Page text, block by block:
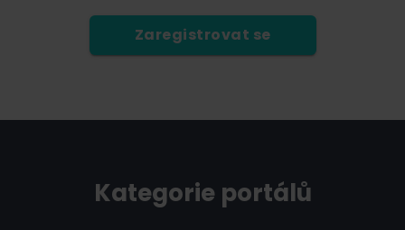
Zaregistrovat se
Kategorie portálů